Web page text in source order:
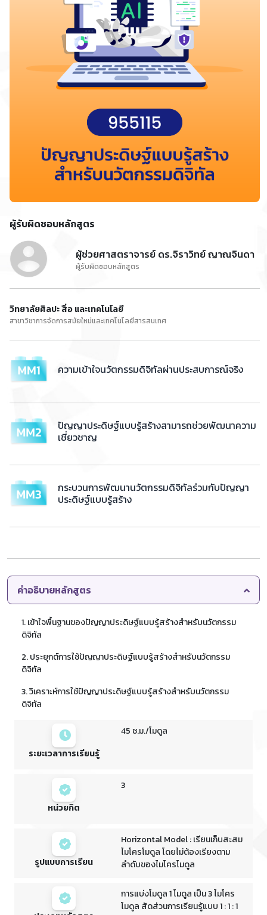
คำอธิบายหลักสูตร
1. เข้าใจพื้นฐานของปัญญาประดิษฐ์แบบรู้สร้างสำหรับนวัตกรรม
ดิจิทัล
2. ประยุกต์การใช้ปัญญาประดิษฐ์แบบรู้สร้างสำหรับนวัตกรรม
ดิจิทัล
3. วิเคราะห์การใช้ปัญญาประดิษฐ์แบบรู้สร้างสำหรับนวัตกรรม
ดิจิทัล
ระยะเวลาการเรียนรู้
45 ช.ม./โมดูล
หน่วยกิต
3
รูปแบบการเรียน
Horizontal Model : เรียนเก็บสะสม
ไมโครโมดูล โดยไม่ต้องเรียงตาม
ลำดับของไมโครโมดูล
การแบ่งโมดูล 1 โมดูล เป็น 3 ไมโคร
โมดูล สัดส่วนการเรียนรู้แบบ 1 : 1 : 1
ผู้รับผิดชอบหลักสูตร
ผู้ช่วยศาสตราจารย์ ดร.จิราวิทย์ ญาณจินดา
ผู้รับผิดชอบหลักสูตร
วิทยาลัยศิลปะ สื่อ และเทคโนโลยี
สาขาวิชาการจัดการสมัยใหม่และเทคโนโลยีสารสนเทศ
ความเข้าใจนวัตกรรมดิจิทัลผ่านประสบการณ์จริง
ปัญญาประดิษฐ์แบบรู้สร้างสามารถช่วยพัฒนาความ
เชี่ยวชาญ
กระบวนการพัฒนานวัตกรรมดิจิทัลร่วมกับปัญญา
ประดิษฐ์แบบรู้สร้าง